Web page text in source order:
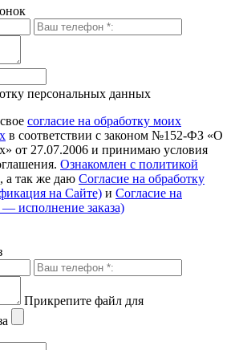
персональных данных
согласие на обработку моих
в соответствии с законом №152-ФЗ «О
от 27.07.2006 и принимаю условия
Ознакомлен с политикой
, а так же даю Согласие на обработку
на Сайте) и Согласие на
исполнение заказа)
Прикрепите файл для